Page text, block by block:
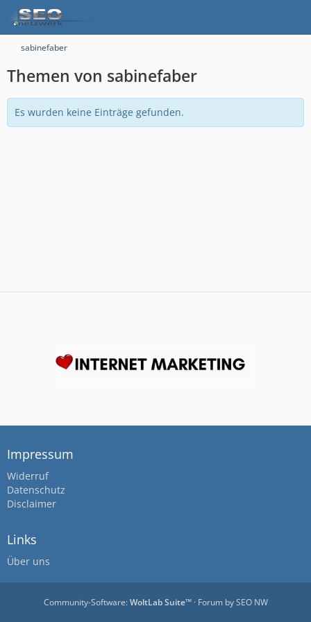
sabinefaber
Themen von sabinefaber
Es wurden keine Einträge gefunden.
Impressum
Widerruf
Datenschutz
Disclaimer
Links
Über uns
Community-Software:WoltLab Suite™· Forum bySEO NW